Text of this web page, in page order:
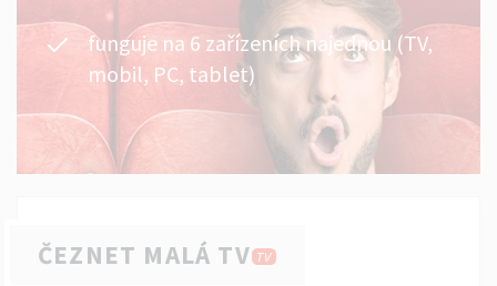
funguje na 6 zařízeních najednou (TV,
mobil, PC, tablet)
ČEZNET MALÁ TV TV